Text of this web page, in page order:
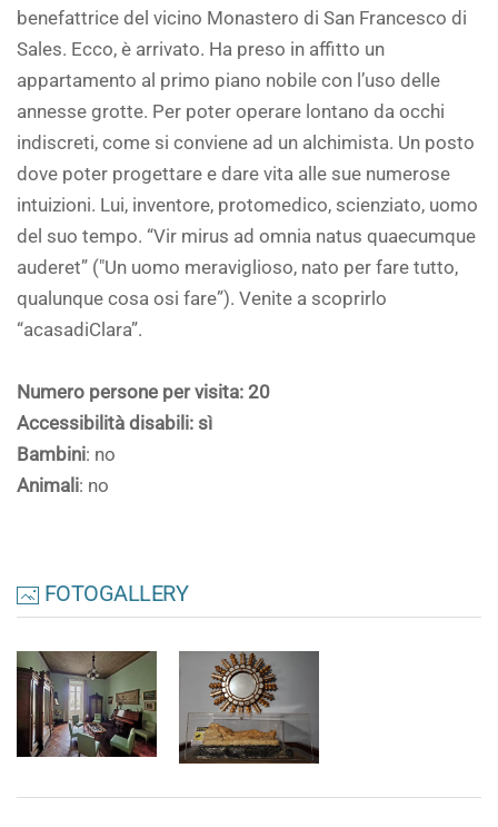
benefattrice del vicino Monastero di San Francesco di
Sales. Ecco, è arrivato. Ha preso in affitto un
appartamento al primo piano nobile con l’uso delle
annesse grotte. Per poter operare lontano da occhi
indiscreti, come si conviene ad un alchimista. Un posto
dove poter progettare e dare vita alle sue numerose
intuizioni. Lui, inventore, protomedico, scienziato, uomo
del suo tempo. “Vir mirus ad omnia natus quaecumque
auderet” ("Un uomo meraviglioso, nato per fare tutto,
qualunque cosa osi fare”). Venite a scoprirlo
“acasadiClara”.
Numero persone per visita: 20
Accessibilità disabili: sì
Bambini: no
Animali: no
FOTOGALLERY